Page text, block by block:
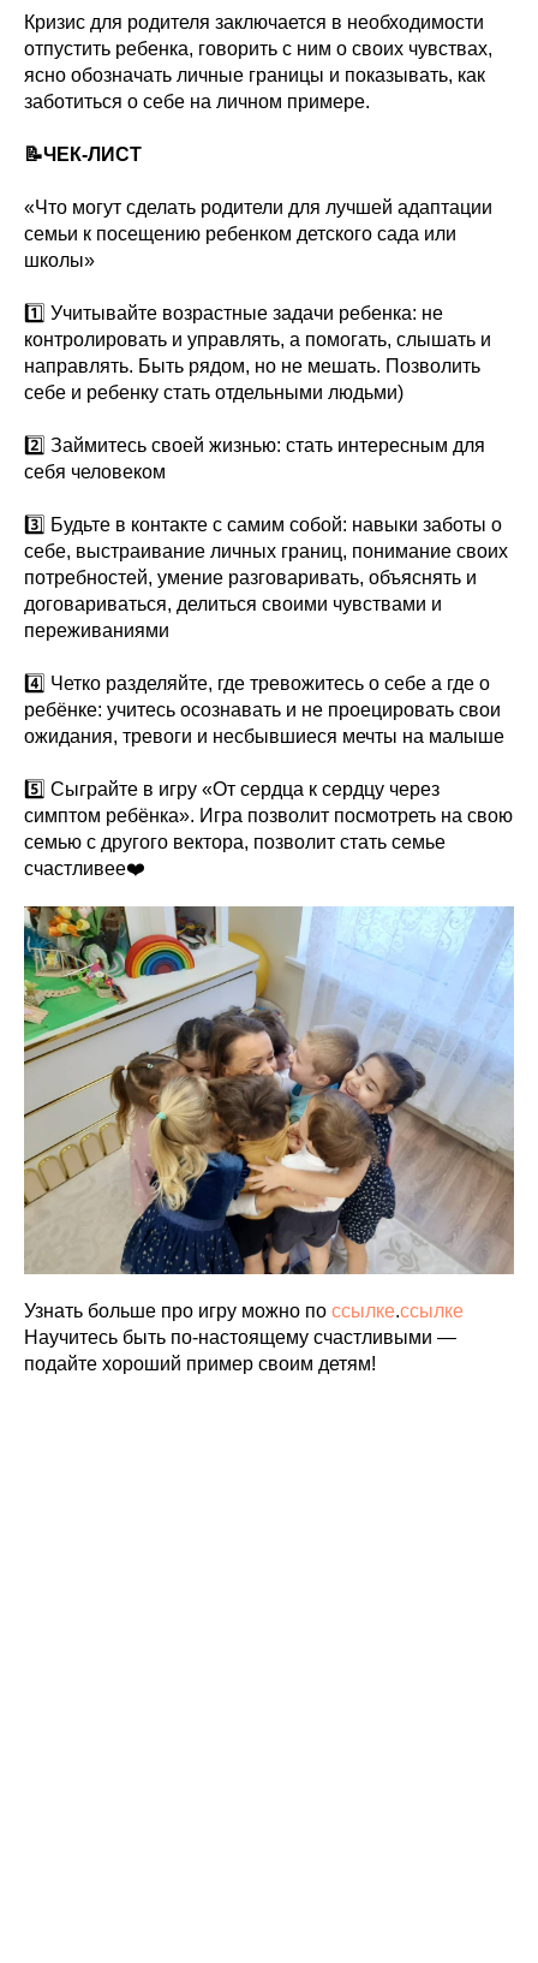
Кризис для родителя заключается в необходимости
отпустить ребенка, говорить с ним о своих чувствах,
ясно обозначать личные границы и показывать, как
заботиться о себе на личном примере.
📝ЧЕК-ЛИСТ
«Что могут сделать родители для лучшей адаптации
семьи к посещению ребенком детского сада или
школы»
1️⃣ Учитывайте возрастные задачи ребенка: не
контролировать и управлять, а помогать, слышать и
направлять. Быть рядом, но не мешать. Позволить
себе и ребенку стать отдельными людьми)
2️⃣ Займитесь своей жизнью: стать интересным для
себя человеком
3️⃣ Будьте в контакте с самим собой: навыки заботы о
себе, выстраивание личных границ, понимание своих
потребностей, умение разговаривать, объяснять и
договариваться, делиться своими чувствами и
переживаниями
4️⃣ Четко разделяйте, где тревожитесь о себе а где о
ребёнке: учитесь осознавать и не проецировать свои
ожидания, тревоги и несбывшиеся мечты на малыше
5️⃣ Сыграйте в игру «От сердца к сердцу через
симптом ребёнка». Игра позволит посмотреть на свою
семью с другого вектора, позволит стать семье
счастливее❤️
Узнать больше про игру можно по ссылке.ссылке
Научитесь быть по-настоящему счастливыми —
подайте хороший пример своим детям!